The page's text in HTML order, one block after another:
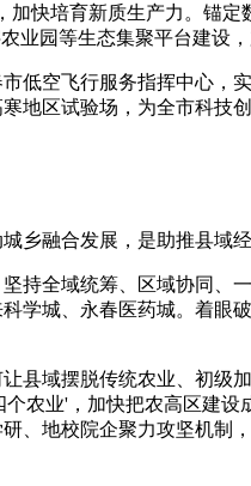
快培育新质生产力。锚
业园等生态集聚平台建设，
低空飞行服务指挥中心
地区试验场，为全市科技
乡融合发展，是助推县域
持全域统筹、区域协同、
学城、永春医药城。着眼
县域摆脱传统农业、初
农业'，加快把农高区建
、地校院企聚力攻坚机制